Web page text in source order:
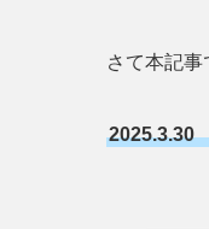
さて本記事
2025.3.30